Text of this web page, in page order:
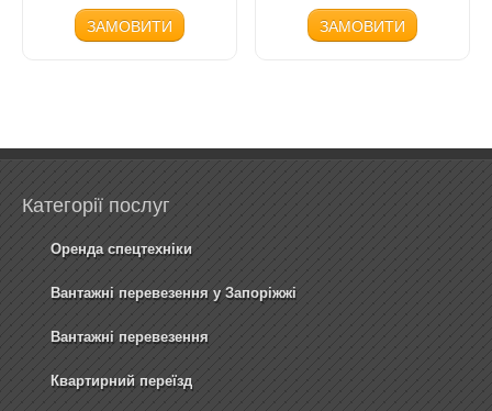
ЗАМОВИТИ ЗАМОВИТИ
Категорії послуг
Оренда спецтехніки
Вантажні перевезення у Запоріжжі
Вантажні перевезення
Квартирний переїзд